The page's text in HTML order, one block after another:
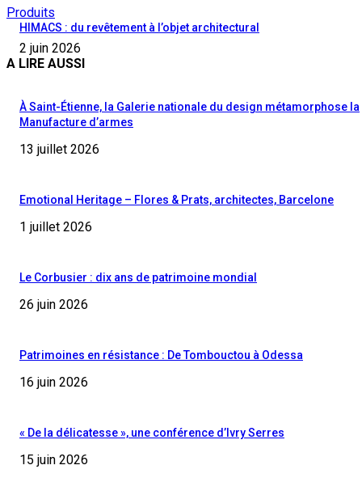
Produits
HIMACS : du revêtement à l’objet architectural
2 juin 2026
A LIRE AUSSI
À Saint-Étienne, la Galerie nationale du design métamorphose la
Manufacture d’armes
13 juillet 2026
Emotional Heritage – Flores & Prats, architectes, Barcelone
1 juillet 2026
Le Corbusier : dix ans de patrimoine mondial
26 juin 2026
Patrimoines en résistance : De Tombouctou à Odessa
16 juin 2026
« De la délicatesse », une conférence d’Ivry Serres
15 juin 2026